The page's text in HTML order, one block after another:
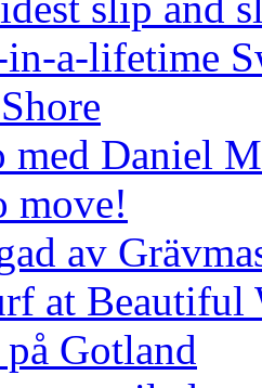
in-a-lifetime
med Daniel
move!
av
at Beautiful
Gotland